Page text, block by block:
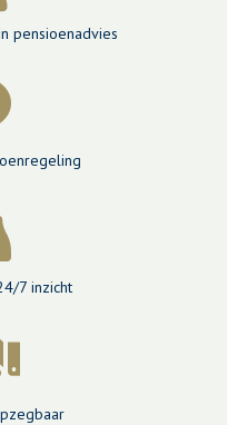
pensioenadvies
7 inzicht